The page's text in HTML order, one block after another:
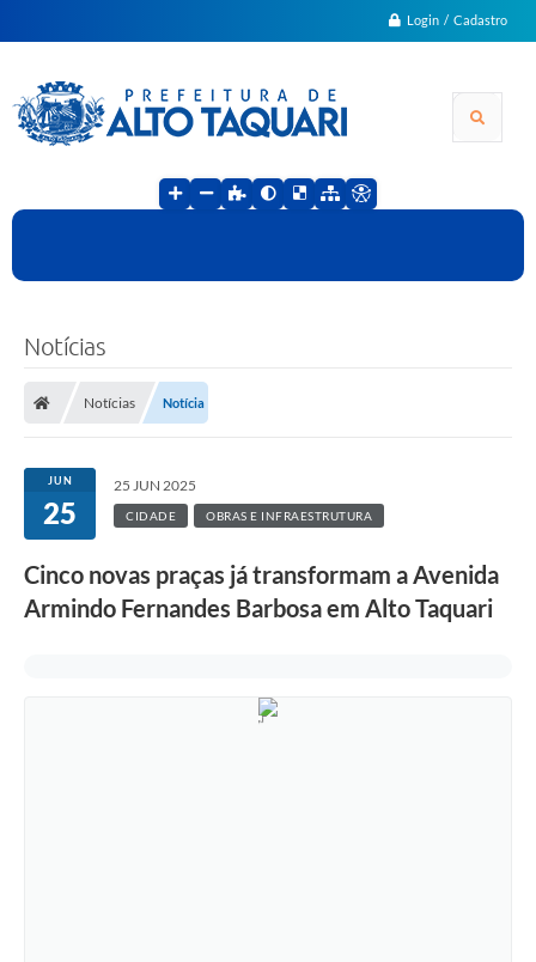
Login / Cadastro
Notícias
Notícias Notícia
JUN
25
25 JUN 2025
CIDADE OBRAS E INFRAESTRUTURA
Cinco novas praças já transformam a Avenida
Armindo Fernandes Barbosa em Alto Taquari